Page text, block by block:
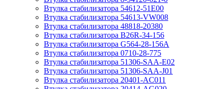
Втулка стабилизатора 54612-51E00
Втулка стабилизатора 54613-VW008
Втулка стабилизатора 48818-20380
Втулка стабилизатора B26R-34-156
Втулка стабилизатора G564-28-156A
Втулка стабилизатора 0710-28-775
Втулка стабилизатора 51306-SAA-E02
Втулка стабилизатора 51306-SAA-J01
Втулка стабилизатора 20401-AC011